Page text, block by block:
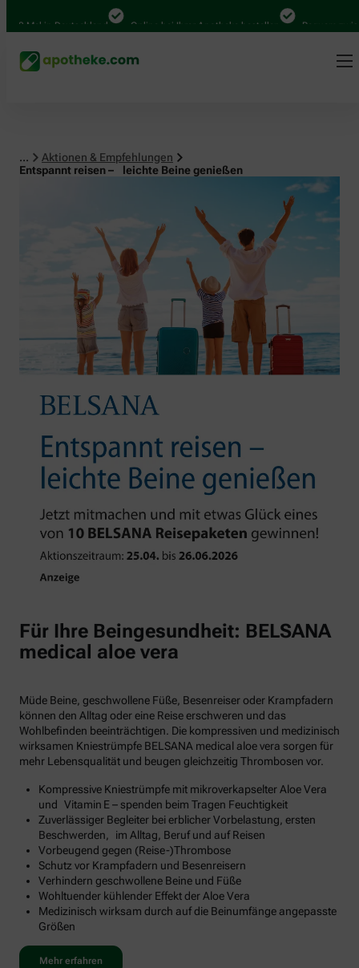
in Deutschland Online bei Ihrer Apotheke bestellen Bequem zwischen
...
Aktionen & Empfehlungen
Entspannt reisen – leichte Beine genießen
Für Ihre Beingesundheit: BELSANA
medical aloe vera
Müde Beine, geschwollene Füße, Besenreiser oder Krampfadern
können den Alltag oder eine Reise erschweren und das
Wohlbefinden beeinträchtigen. Die kompressiven und medizinisch
wirksamen Kniestrümpfe BELSANA medical aloe vera sorgen für
mehr Lebensqualität und beugen gleichzeitig Thrombosen vor.
Kompressive Kniestrümpfe mit mikroverkapselter Aloe Vera
und Vitamin E – spenden beim Tragen Feuchtigkeit
Zuverlässiger Begleiter bei erblicher Vorbelastung, ersten
Beschwerden, im Alltag, Beruf und auf Reisen
Vorbeugend gegen (Reise-)Thrombose
Schutz vor Krampfadern und Besenreisern
Verhindern geschwollene Beine und Füße
Wohltuender kühlender Effekt der Aloe Vera
Medizinisch wirksam durch auf die Beinumfänge angepasste
Größen
Mehr erfahren